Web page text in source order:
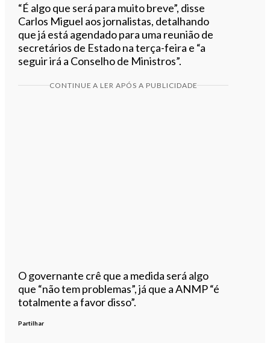
“É algo que será para muito breve”, disse
Carlos Miguel aos jornalistas, detalhando
que já está agendado para uma reunião de
secretários de Estado na terça-feira e “a
seguir irá a Conselho de Ministros”.
CONTINUE A LER APÓS A PUBLICIDADE
O governante crê que a medida será algo
que “não tem problemas”, já que a ANMP “é
totalmente a favor disso”.
Partilhar